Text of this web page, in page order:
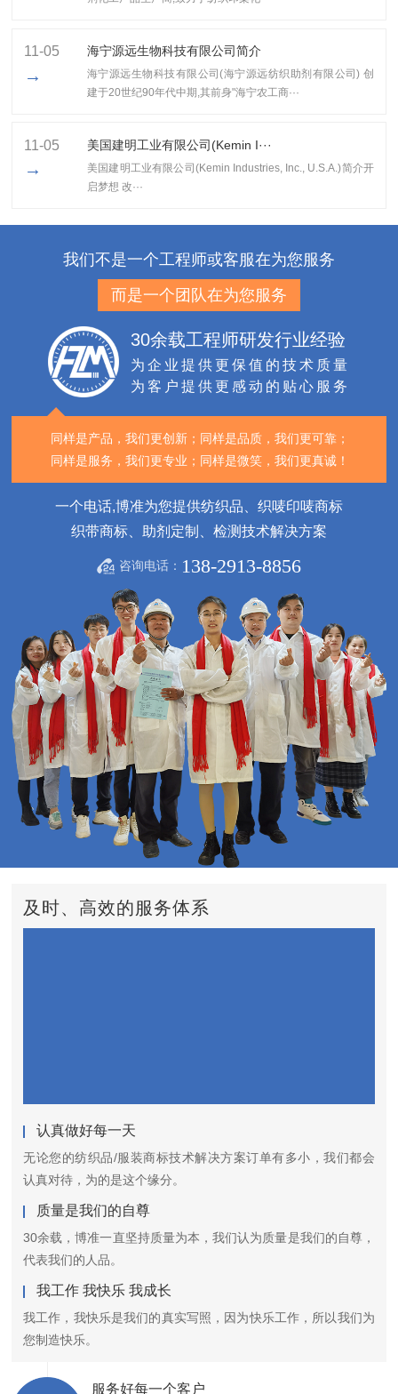
11-05
→
海宁源远生物科技有限公司简介
海宁源远生物科技有限公司(海宁源远纺织助剂有限公司) 创
建于20世纪90年代中期,其前身"海宁农工商···
11-05
→
美国建明工业有限公司(Kemin I···
美国建明工业有限公司(Kemin Industries, Inc., U.S.A.)简介开
启梦想 改···
我们不是一个工程师或客服在为您服务
而是一个团队在为您服务
30余载工程师研发行业经验
为企业提供更保值的技术质量
为客户提供更感动的贴心服务
同样是产品，我们更创新； 同样是品质，我们更可靠；
同样是服务，我们更专业； 同样是微笑，我们更真诚！
一个电话,博准为您提供纺织品、织唛印唛商标
织带商标、助剂定制、检测技术解决方案
咨询电话： 138-2913-8856
及时、高效的服务体系
认真做好每一天
无论您的纺织品/服装商标技术解决方案订单有多小，我们都会
认真对待，为的是这个缘分。
质量是我们的自尊
30余载，博准一直坚持质量为本，我们认为质量是我们的自尊，
代表我们的人品。
我工作 我快乐 我成长
我工作，我快乐是我们的真实写照，因为快乐工作，所以我们为
您制造快乐。
服务好每一个客户